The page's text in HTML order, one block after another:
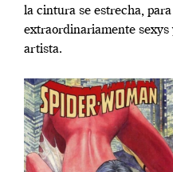
la cintura se estrecha,
extraordinariamente
artista.